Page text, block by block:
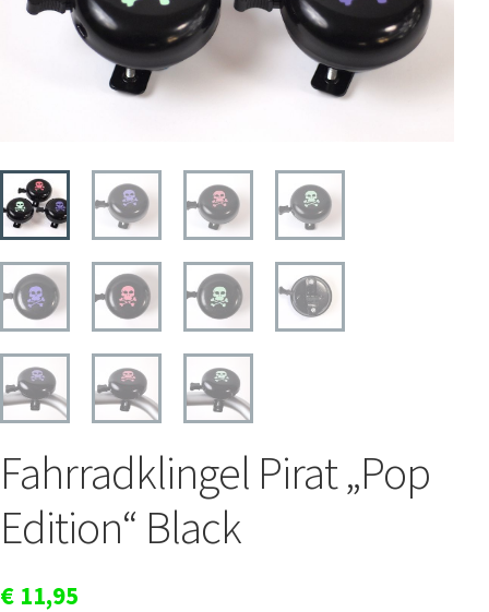
STREET-TAG® Ersatz-Folien
Händler
Über Happy Wheel
Philosophie
Geschichte
Kontakt
Mein Konto
Fahrradklingel Pirat „Pop
Edition“ Black
€ 11,95